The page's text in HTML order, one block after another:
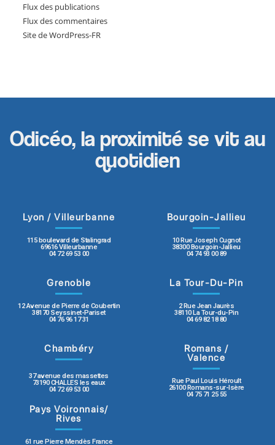
Flux des publications
Flux des commentaires
Site de WordPress-FR
Odicéo, la proximité se vit au
quotidien
Lyon / Villeurbanne
115 boulevard de Stalingrad
69616 Villeurbanne
04 72 69 53 00
Bourgoin-Jallieu
10 Rue Joseph Cugnot
38300 Bourgoin-Jallieu
04 74 93 00 89
Grenoble
12 Avenue de Pierre de Coubertin
38170 Seyssinet-Pariset
04 76 96 17 31
La Tour-Du-Pin
2 Rue Jean Jaurès
38110 La Tour-du-Pin
04 69 82 18 80
Chambéry
37 avenue des massettes
73190 CHALLES les eaux
04 72 69 53 00
Romans /
Valence
Rue Paul Louis Héroult
26100 Romans-sur-Isère
04 75 71 25 55
Pays Voironnais/
Rives
61 rue Pierre Mendès France